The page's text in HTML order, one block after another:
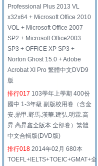
Professional Plus 2013 VL
x32x64 + Microsoft Office 2010
VOL + Microsoft Office 2007
SP2 + Microsoft Office2003
SP3 + OFFICE XP SP3 +
Norton Ghost 15.0 + Adobe
Acrobat XI Pro 繁體中文DVD9
版
排行017 103學年上學期 400份
國中 1-3年級 副版校用卷（含金
安.鼎甲.野馬.漢華.建弘.明霖.高
昇.高昇鑫全版本.全部卷）繁體
中文合輯版(DVD版)
排行018 2014年02月 680本
TOEFL+IELTS+TOEIC+GMAT+全